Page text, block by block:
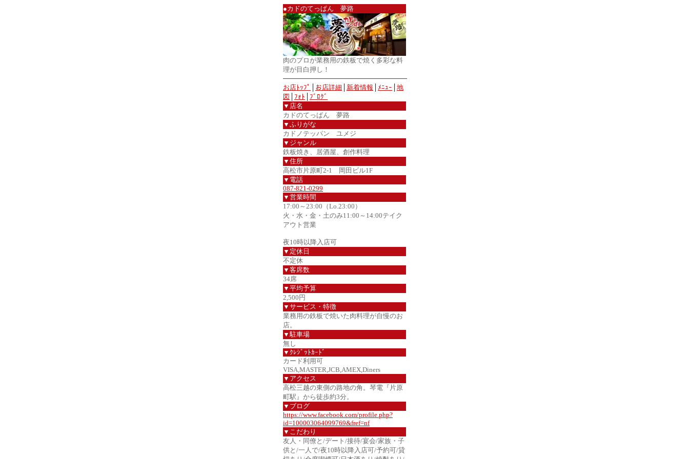
●カドのてっぱん 夢路
肉のプロが業務用の鉄板で焼く多彩な料
理が目白押し！
お店ﾄｯﾌﾟ お店詳細 新着情報 ﾒﾆｭｰ
地
図
ﾌｫﾄ
ﾌﾞﾛｸﾞ
▼店名
カドのてっぱん 夢路
▼ふりがな
カドノテッパン ユメジ
▼ジャンル
鉄板焼き、居酒屋、創作料理
▼住所
高松市片原町2-1 岡田ビル1F
▼電話
087-821-0299
▼営業時間
17:00～23:00（Lo.23:00）
火・水・金・土のみ11:00～14:00テイク
アウト営業
夜10時以降入店可
▼定休日
不定休
▼客席数
34席
▼平均予算
2,500円
▼サービス・特徴
業務用の鉄板で焼いた肉料理が自慢のお
店。
▼駐車場
無し
▼ｸﾚｼﾞｯﾄｶｰﾄﾞ
カード利用可
VISA,MASTER,JCB,AMEX,Diners
▼アクセス
高松三越の東側の路地の角。琴電『片原
町駅』から徒歩約3分。
▼ブログ
https://www.facebook.com/profile.php?
id=100003064099769&fref=nf
▼こだわり
友人・同僚と/デート/接待/宴会/家族・子
供と/一人で/夜10時以降入店可/予約可/貸